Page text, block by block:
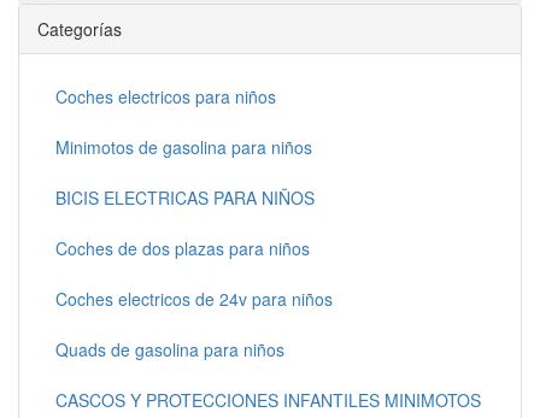
Categorías
Coches electricos para niños
Minimotos de gasolina para niños
BICIS ELECTRICAS PARA NIÑOS
Coches de dos plazas para niños
Coches electricos de 24v para niños
Quads de gasolina para niños
CASCOS Y PROTECCIONES INFANTILES MINIMOTOS